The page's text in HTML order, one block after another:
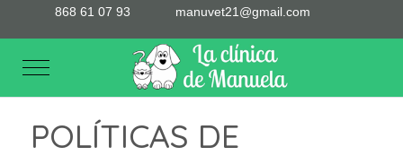
868 61 07 93 manuvet21@gmail.com
Mobile Menu Toggle
POLÍTICAS DE